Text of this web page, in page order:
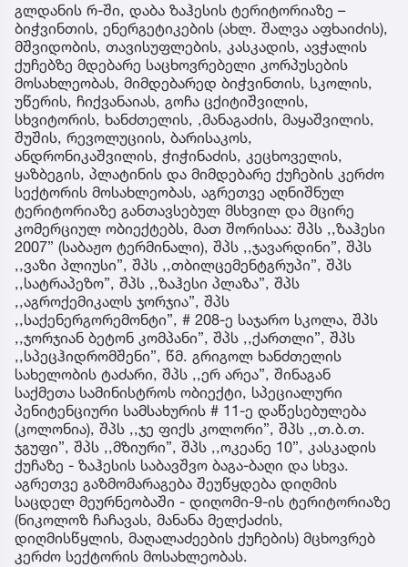
გლდანის რ-ში, დაბა ზაჰესის ტერიტორიაზე –
ბიჭვინთის, ენერგეტიკების (ახლ. შალვა აფხაიძის),
მშვიდობის, თავისუფლების, კასკადის, ავჭალის
ქუჩებზე მდებარე საცხოვრებელი კორპუსების
მოსახლეობას, მიმდებარედ ბიჭვინთის, სკოლის,
უწერის, ჩიქვანაიას, გოჩა ცქიტიშვილის,
სხვიტორის, ხანძთელის, ,მანაგაძის, მაყაშვილის,
შუშის, რევოლუციის, ბარისაკოს,
ანდრონიკაშვილის, ჭიჭინაძის, კეცხოველის,
ყაზბეგის, პლატინის და მიმდებარე ქუჩების კერძო
სექტორის მოსახლეობას, აგრეთვე აღნიშნულ
ტერიტორიაზე განთავსებულ მსხვილ და მცირე
კომერციულ ობიექტებს, მათ შორისაა: შპს ,,ზაჰესი
2007” (საბაჟო ტერმინალი), შპს ,,ჯავარდინი”, შპს
,,ვაზი პლიუსი”, შპს ,,თბილცემენტგრუპი”, შპს
,,სატრაპეზო”, შპს ,,ზაჰესი პლაზა”, შპს
,,აგროქემიკალს ჯორჯია”, შპს
,,საქენერგორემონტი”, # 208-ე საჯარო სკოლა, შპს
,,ჯორჯიან ბეტონ კომპანი”, შპს ,,ქართლი”, შპს
,,სპეცჰიდრომშენი”, წმ. გრიგოლ ხანძთელის
სახელობის ტაძარი, შპს ,,ერ არეა”, შინაგან
საქმეთა სამინისტროს ობიექტი, სპეციალური
პენიტენციური სამსახურის # 11-ე დაწესებულება
(კოლონია), შპს ,,ჯე ფიქს კოლორი”, შპს ,,თ.ბ.თ.
ჯგუფი”, შპს ,,მზიური”, შპს ,,ოკეანე 10”, კასკადის
ქუჩაზე - ზაჰესის საბავშვო ბაგა-ბაღი და სხვა.
აგრეთვე გაზმომარაგება შეუწყდება დიღმის
საცდელ მეურნეობაში - დიღომი-9-ის ტერიტორიაზე
(ნიკოლოზ ჩაჩავას, მანანა მელქაძის,
დიღმისწყლის, მაღალაძეების ქუჩების) მცხოვრებ
კერძო სექტორის მოსახლეობას.